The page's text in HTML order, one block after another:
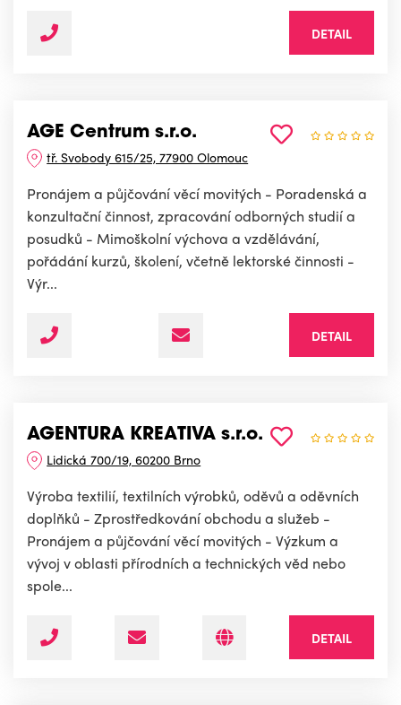
DETAIL
AGE Centrum s.r.o.
tř. Svobody 615/25, 77900 Olomouc
Pronájem a půjčování věcí movitých - Poradenská a
konzultační činnost, zpracování odborných studií a
posudků - Mimoškolní výchova a vzdělávání,
pořádání kurzů, školení, včetně lektorské činnosti -
Výr...
DETAIL
AGENTURA KREATIVA s.r.o.
Lidická 700/19, 60200 Brno
Výroba textilií, textilních výrobků, oděvů a oděvních
doplňků - Zprostředkování obchodu a služeb -
Pronájem a půjčování věcí movitých - Výzkum a
vývoj v oblasti přírodních a technických věd nebo
spole...
DETAIL